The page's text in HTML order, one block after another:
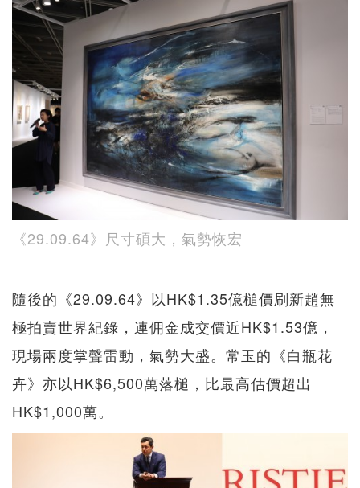
《29.09.64》尺寸碩大，氣勢恢宏
隨後的《29.09.64》以HK$1.35億槌價刷新趙無
極拍賣世界紀錄，連佣金成交價近HK$1.53億，
現場兩度掌聲雷動，氣勢大盛。常玉的《白瓶花
卉》亦以HK$6,500萬落槌，比最高估價超出
HK$1,000萬。